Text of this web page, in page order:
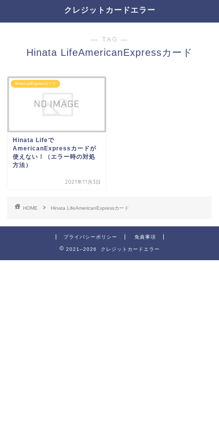
クレジットカードエラー
― TAG ―
Hinata LifeAmericanExpressカード
AmericanExpressカード
Hinata Lifeで
AmericanExpressカードが
使えない！（エラー時の対処
方法）
2021年11月3日
HOME Hinata LifeAmericanExpressカード
プライバシーポリシー 免責事項
2021–2026 クレジットカードエラー